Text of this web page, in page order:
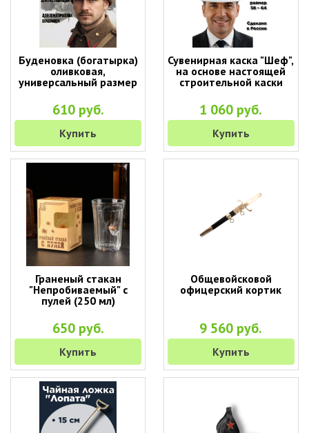
Буденовка (богатырка)
оливковая,
универсальный размер
610 руб.
Купить
Сувенирная каска "Шеф",
на основе настоящей
строительной каски
1 060 руб.
Купить
Граненый стакан
"Непробиваемый" с
пулей (250 мл)
650 руб.
Купить
Общевойсковой
офицерский кортик
9 560 руб.
Купить